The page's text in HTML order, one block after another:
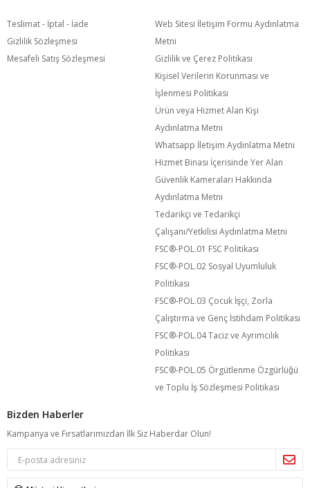
Teslimat - İptal - İade
Gizlilik Sözleşmesi
Mesafeli Satış Sözleşmesi
Web Sitesi İletişim Formu Aydınlatma
Metni
Gizlilik ve Çerez Politikası
Kişisel Verilerin Korunması ve
İşlenmesi Politikası
Ürün veya Hizmet Alan Kişi
Aydınlatma Metni
Whatsapp İletişim Aydınlatma Metni
Hizmet Binası İçerisinde Yer Alan
Güvenlik Kameraları Hakkında
Aydınlatma Metni
Tedarikçi ve Tedarikçi
Çalışanı/Yetkilisi Aydınlatma Metni
FSC®️-POL.01 FSC Politikası
FSC®️-POL.02 Sosyal Uyumluluk
Politikası
FSC®️-POL.03 Çocuk İşçi, Zorla
Çalıştırma ve Genç İstihdam Politikası
FSC®️-POL.04 Taciz ve Ayrımcılık
Politikası
FSC®️-POL.05 Örgütlenme Özgürlüğü
ve Toplu İş Sözleşmesi Politikası
Bizden Haberler
Kampanya ve Fırsatlarımızdan İlk Siz Haberdar Olun!